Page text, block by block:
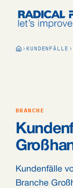
KUNDENFÄLLE
BRANCHE
Kundenfälle
Branche